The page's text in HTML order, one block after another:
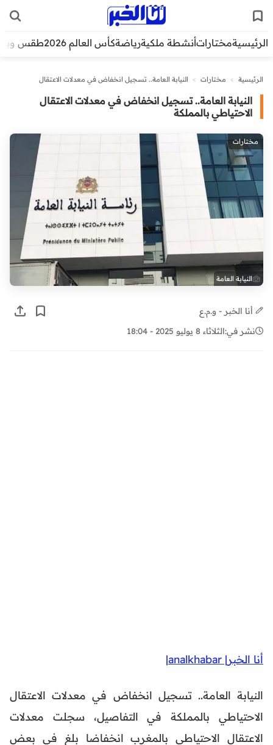
الرئيسيةمختاراتأنشطة ملكيةرياضةكأس العالم 2026 طقس
الرئيسية > مختارات >
النيابة العامة.. تسجيل انخفاض في معدلات الاعتقال
النيابة العامة.. تسجيل انخفاض في معدلات الاعتقال
الاحتياطي بالمملكة
مختارات
النيابة العامة
أنا الخبر - و.م.ع
نشر في:الثلاثاء 8 يوليو 2025 - 18:04
أنا الخبر| analkhabar|
النيابة العامة.. تسجيل انخفاض في معدلات الاعتقال
الاحتياطي بالمملكة في التفاصيل، سجلت معدلات
الاعتقال الاحتياطي بالمغرب انخفاضا بلغ في بعض